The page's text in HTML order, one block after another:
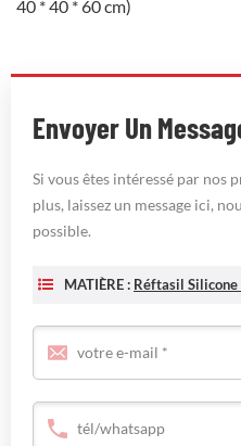
40 * 40 * 60 cm)
Envoyer Un
Si vous êtes intéressé par nos
plus, laissez un message ici,
possible.
MATIÈRE : Réftasil Silicone